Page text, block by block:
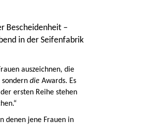
Bescheidenheit –
in der Seifenfabrik
auszeichnen, die
sonderndie Awards. Es
ersten Reihe stehen
denen jene Frauen in